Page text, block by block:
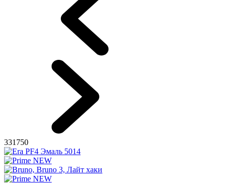
331750